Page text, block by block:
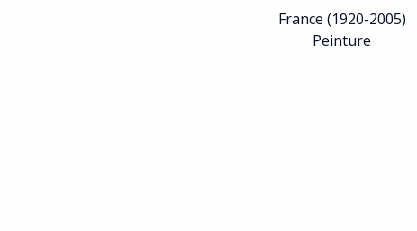
France (1920-2005)
Peinture